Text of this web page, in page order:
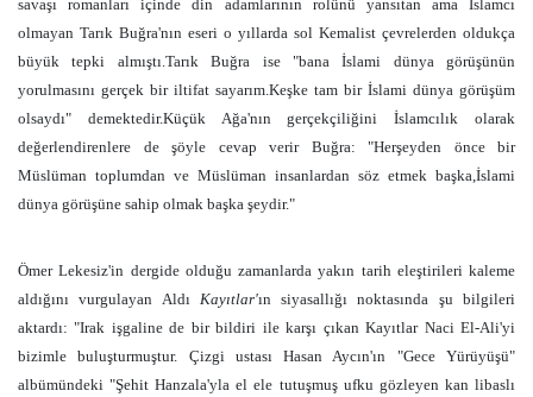
savaşı romanları içinde din adamlarının rolünü yansıtan ama İslamcı
olmayan Tarık Buğra'nın eseri o yıllarda sol Kemalist çevrelerden oldukça
büyük tepki almıştı.Tarık Buğra ise "bana İslami dünya görüşünün
yorulmasını gerçek bir iltifat sayarım.Keşke tam bir İslami dünya görüşüm
olsaydı" demektedir.Küçük Ağa'nın gerçekçiliğini İslamcılık olarak
değerlendirenlere de şöyle cevap verir Buğra: "Herşeyden önce bir
Müslüman toplumdan ve Müslüman insanlardan söz etmek başka,İslami
dünya görüşüne sahip olmak başka şeydir."
Ömer Lekesiz'in dergide olduğu zamanlarda yakın tarih eleştirileri kaleme
aldığını vurgulayan Aldı Kayıtlar'ın siyasallığı noktasında şu bilgileri
aktardı: "Irak işgaline de bir bildiri ile karşı çıkan Kayıtlar Naci El-Ali'yi
bizimle buluşturmuştur. Çizgi ustası Hasan Aycın'ın "Gece Yürüyüşü"
albümündeki "Şehit Hanzala'yla el ele tutuşmuş ufku gözleyen kan libaslı